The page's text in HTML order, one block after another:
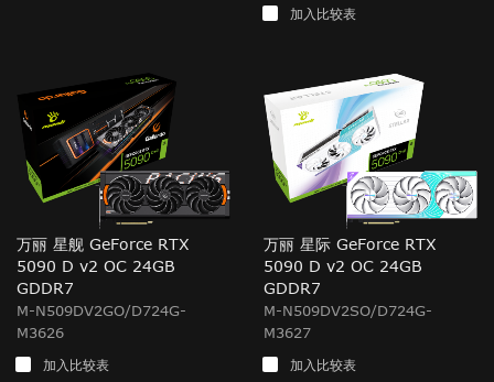
加入比较表
万丽 星舰 GeForce RTX
5090 D v2 OC 24GB
GDDR7
M-N509DV2GO/D724G-
M3626
加入比较表
万丽 星际 GeForce RTX
5090 D v2 OC 24GB
GDDR7
M-N509DV2SO/D724G-
M3627
加入比较表